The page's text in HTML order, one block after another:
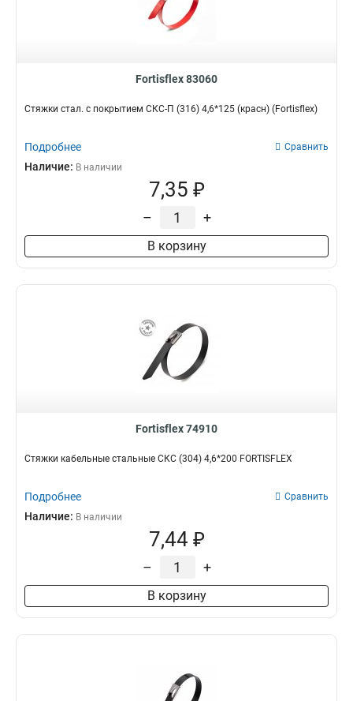
Fortisflex 83060
Стяжки стал. с покрытием СКС-П (316) 4,6*125 (красн) (Fortisflex)
Подробнее Сравнить
Наличие: В наличии
7,35 ₽
– +
В корзину
Fortisflex 74910
Стяжки кабельные стальные СКС (304) 4,6*200 FORTISFLEX
Подробнее Сравнить
Наличие: В наличии
7,44 ₽
– +
В корзину